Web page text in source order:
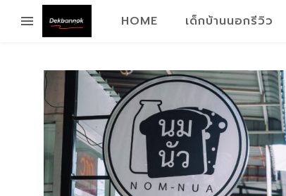
HOME เด็กบ้านนอกรีวิว